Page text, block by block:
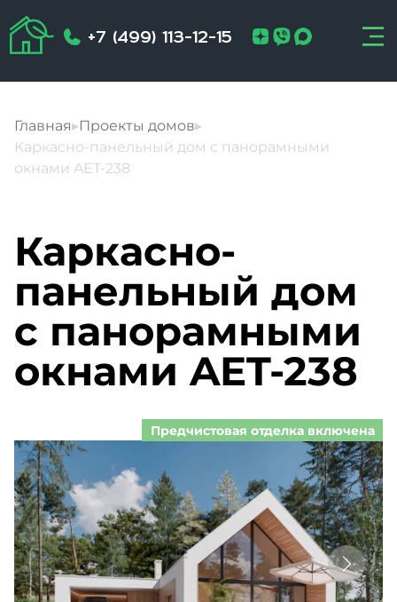
+7 (499) 113-12-15
Главная▸Проекты домов▸
Каркасно-панельный дом с панорамными
окнами AET-238
Каркасно-
панельный дом
с панорамными
окнами AET-238
Предчистовая отделка включена